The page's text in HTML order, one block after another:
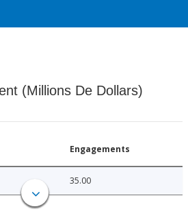
(Millions De Dollars)
Engagements
35.00